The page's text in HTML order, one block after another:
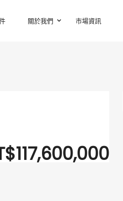
關於我們 市場資訊